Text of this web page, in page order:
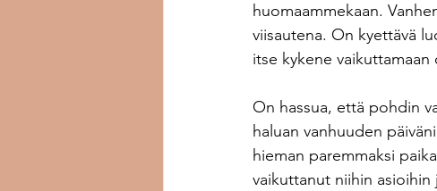
huomaammekaan.
viisautena. On kyettävä
itse kykene vaikuttamaan
On hassua, että pohdin
haluan vanhuuden
hieman paremmaksi
vaikuttanut niihin